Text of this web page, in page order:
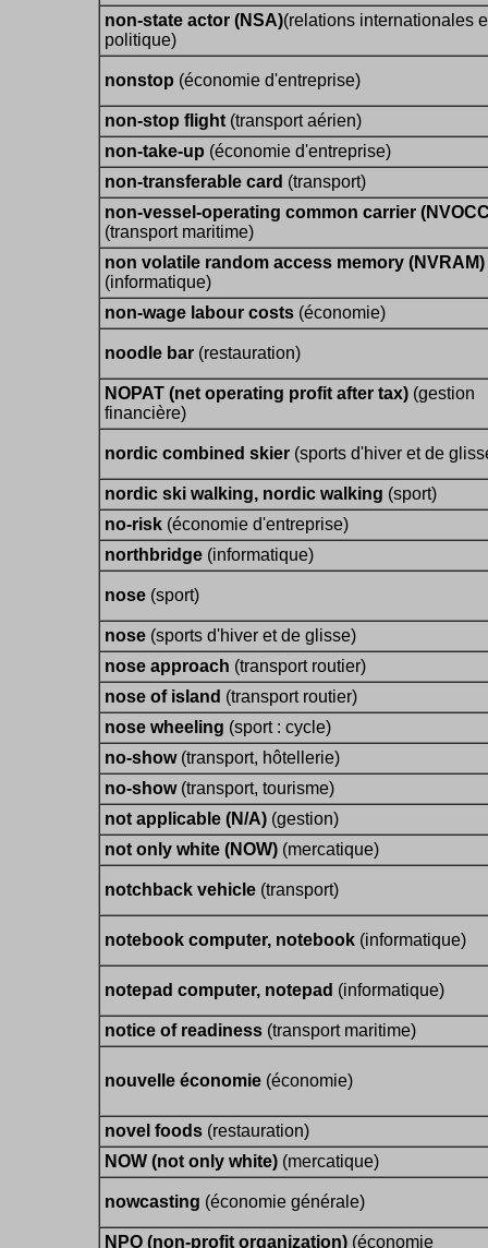
non-state actor (NSA)(relations internationales
politique)
nonstop (économie d'entreprise)
non-stop flight (transport aérien)
non-take-up (économie d'entreprise)
non-transferable card (transport)
non-vessel-operating common carrier
(transport maritime)
non volatile random access memory (NVRAM)
(informatique)
non-wage labour costs (économie)
noodle bar (restauration)
NOPAT (net operating profit after tax) (gestion
financière)
nordic combined skier (sports d'hiver et de
nordic ski walking, nordic walking (sport)
no-risk (économie d'entreprise)
northbridge (informatique)
nose (sport)
nose (sports d'hiver et de glisse)
nose approach (transport routier)
nose of island (transport routier)
nose wheeling (sport : cycle)
no-show (transport, hôtellerie)
no-show (transport, tourisme)
not applicable (N/A) (gestion)
not only white (NOW) (mercatique)
notchback vehicle (transport)
notebook computer, notebook (informatique)
notepad computer, notepad (informatique)
notice of readiness (transport maritime)
nouvelle économie (économie)
novel foods (restauration)
NOW (not only white) (mercatique)
nowcasting (économie générale)
NPO (non-profit organization) (économie